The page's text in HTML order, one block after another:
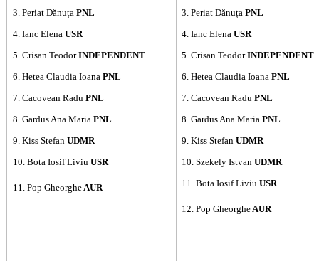
3. Periat Dănuța PNL
4. Ianc Elena USR
5. Crisan TeodorINDEPENDENT
6. Hetea Claudia Ioana PNL
7. Cacovean Radu PNL
8. Gardus Ana Maria PNL
9. Kiss Stefan UDMR
10. Bota Iosif Liviu USR
11. Pop GheorgheAUR
3. Periat DănuțaPNL
4. Ianc Elena USR
5. Crisan TeodorINDEPENDENT
6. Hetea Claudia IoanaPNL
7. Cacovean RaduPNL
8. Gardus Ana MariaPNL
9. Kiss Stefan UDMR
10. Szekely Istvan UDMR
11. Bota Iosif LiviuUSR
12. Pop Gheorghe AUR